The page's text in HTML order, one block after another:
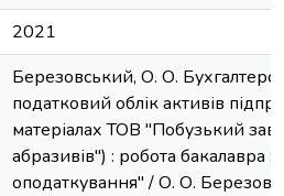
2021
Березовський, О. О.
податковий облік активів
матеріалах ТОВ "Побузький
абразивів") : робота бакалавра ;
оподаткування" / О. О.